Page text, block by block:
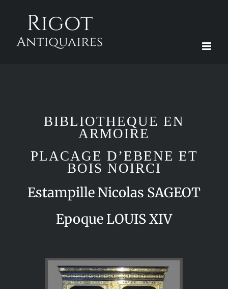
contenu
BIBLIOTHEQUE EN
ARMOIRE
PLACAGE D’EBENE ET
BOIS NOIRCI
Estampille Nicolas SAGEOT
Epoque LOUIS XIV